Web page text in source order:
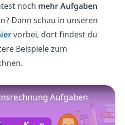
noch mehr Aufgaben
Dann schau in unseren
vorbei, dort findest du
Beispiele zum